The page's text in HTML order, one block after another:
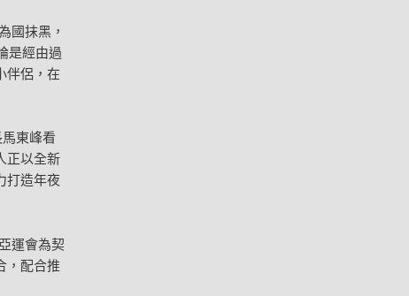
國抹黑，
是經由過
伴侶，在
東峰看
正以全新
打造年夜
運會為契
，配合推